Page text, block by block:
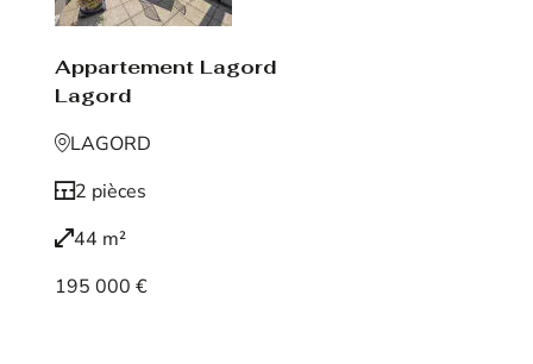
Appartement Lagord
Lagord
LAGORD
2 pièces
44 m²
195 000 €